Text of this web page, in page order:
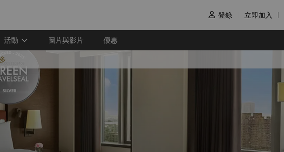
 登錄 立即加入
活動 圖片與影片 優惠